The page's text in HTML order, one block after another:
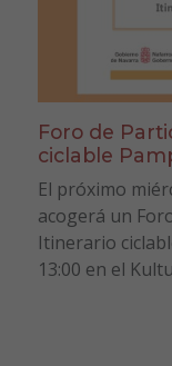
Foro de
ciclable
El próximo
acogerá un
Itinerario
13:00 en el